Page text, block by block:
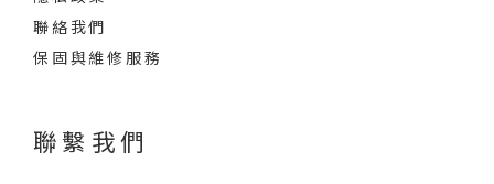
聯絡我們
保固與維修服務
聯繫我們